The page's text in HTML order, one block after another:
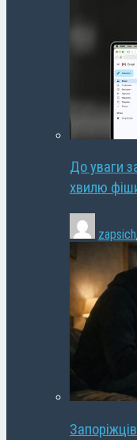
До уваги
хвилю
zapsich,